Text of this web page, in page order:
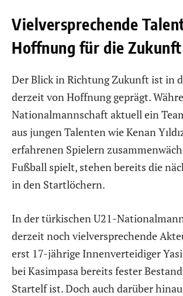
Vielversprechende
Hoffnung für die Zukunft
Der Blick in Richtung Zukunft ist in
derzeit von Hoffnung geprägt.
Nationalmannschaft aktuell ein
aus jungen Talenten wie Kenan
erfahrenen Spielern
Fußball spielt, stehen bereits die
in den Startlöchern.
In der türkischen U21-
derzeit noch vielversprechende
erst 17-jährige Innenverteidiger
bei Kasimpasa bereits fester
Startelf ist. Doch auch darüber